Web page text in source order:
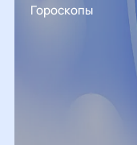
Гороскопы